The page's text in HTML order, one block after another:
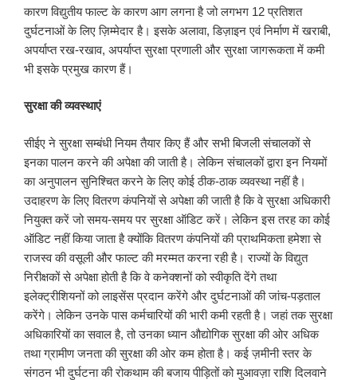
कारण विद्युतीय फाल्ट के कारण आग लगना है जो लगभग 12 प्रतिशत
दुर्घटनाओं के लिए ज़िम्मेदार है। इसके अलावा, डिज़ाइन एवं निर्माण में खराबी,
अपर्याप्त रख-रखाव, अपर्याप्त सुरक्षा प्रणाली और सुरक्षा जागरूकता में कमी
भी इसके प्रमुख कारण हैं।
सुरक्षा की व्यवस्थाएं
सीईए ने सुरक्षा सम्बंधी नियम तैयार किए हैं और सभी बिजली संचालकों से
इनका पालन करने की अपेक्षा की जाती है। लेकिन संचालकों द्वारा इन नियमों
का अनुपालन सुनिश्चित करने के लिए कोई ठीक-ठाक व्यवस्था नहीं है।
उदाहरण के लिए वितरण कंपनियों से अपेक्षा की जाती है कि वे सुरक्षा अधिकारी
नियुक्त करें जो समय-समय पर सुरक्षा ऑडिट करें। लेकिन इस तरह का कोई
ऑडिट नहीं किया जाता है क्योंकि वितरण कंपनियों की प्राथमिकता हमेशा से
राजस्व की वसूली और फाल्ट की मरम्मत करना रही है। राज्यों के विद्युत
निरीक्षकों से अपेक्षा होती है कि वे कनेक्शनों को स्वीकृति देंगे तथा
इलेक्ट्रीशियनों को लाइसेंस प्रदान करेंगे और दुर्घटनाओं की जांच-पड़ताल
करेंगे। लेकिन उनके पास कर्मचारियों की भारी कमी रहती है। जहां तक सुरक्षा
अधिकारियों का सवाल है, तो उनका ध्यान औद्योगिक सुरक्षा की ओर अधिक
तथा ग्रामीण जनता की सुरक्षा की ओर कम होता है। कई ज़मीनी स्तर के
संगठन भी दुर्घटना की रोकथाम की बजाय पीड़ितों को मुआवज़ा राशि दिलवाने